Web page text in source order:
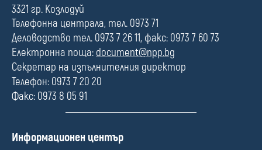
л
е
3321 гр. Козлодуй
Телефонна централа, тел. 0973 71
Деловодство тел. 0973 7 26 11, факс: 0973 7 60 73
Електронна поща: document@npp.bg
Секретар на изпълнителния директор
Телефон: 0973 7 20 20
Факс: 0973 8 05 91
П
Информационен център